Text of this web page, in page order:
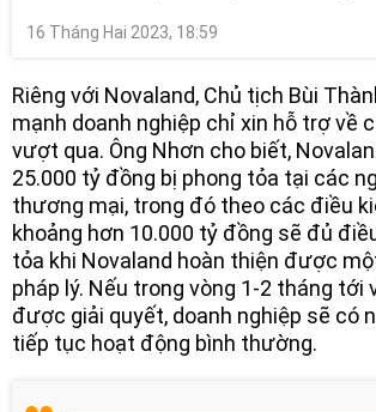
16 Tháng Hai 2023, 18:59
Riêng với Novaland, Chủ tịch Bùi
mạnh doanh nghiệp chỉ xin hỗ trợ về
vượt qua. Ông Nhơn cho biết,
25.000 tỷ đồng bị phong tỏa tại các
thương mại, trong đó theo các điều
khoảng hơn 10.000 tỷ đồng sẽ đủ
tỏa khi Novaland hoàn thiện được
pháp lý. Nếu trong vòng 1-2 tháng tới
được giải quyết, doanh nghiệp sẽ có
tiếp tục hoạt động bình thường.